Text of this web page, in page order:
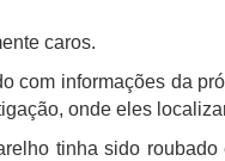
caros.
com informações da
onde eles
tinha sido